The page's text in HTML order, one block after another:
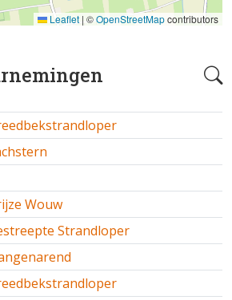
Wouw
Strandloper
Leaflet | ©OpenStreetMapcontributors